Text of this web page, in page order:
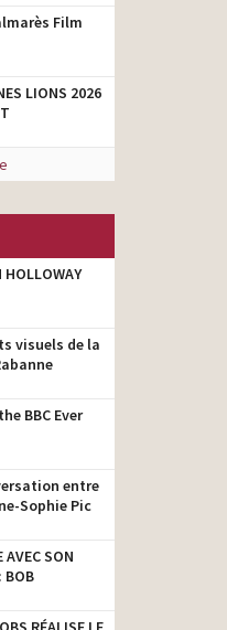
Film
LIONS 2026
HOLLOWAY
visuels de la
BBC Ever
entre
Sophie Pic
AVEC SON
BOB